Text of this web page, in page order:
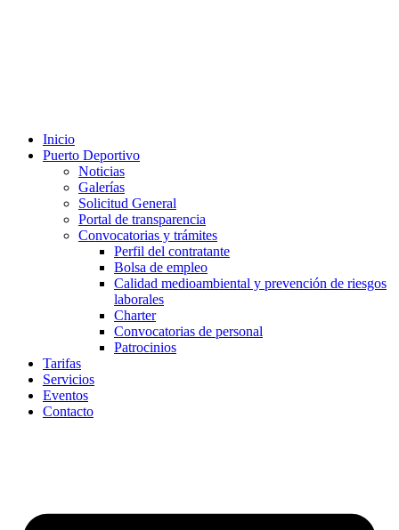
Inicio
Puerto Deportivo
Noticias
Galerías
Solicitud General
Portal de transparencia
Convocatorias y trámites
Perfil del contratante
Bolsa de empleo
Calidad medioambiental y prevención de riesgos
laborales
Charter
Convocatorias de personal
Patrocinios
Tarifas
Servicios
Eventos
Contacto